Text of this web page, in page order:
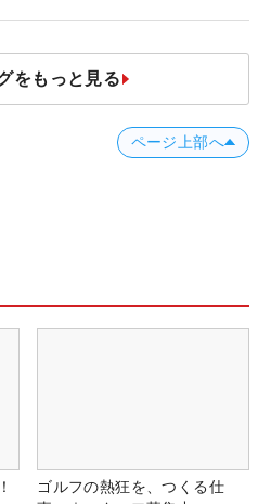
をもっと見る
ページ上部へ
ゴルフの熱狂を、つくる仕